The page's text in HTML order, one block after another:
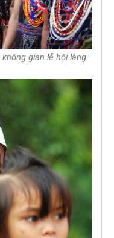
gian lễ hội làng.